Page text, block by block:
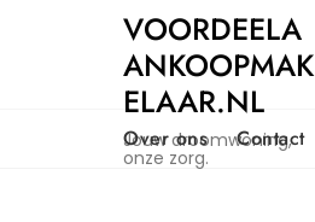
VOORDEELA
ANKOOPMAK
ELAAR.NL
Jouw droomwoning,
onze zorg.
Over ons Contact